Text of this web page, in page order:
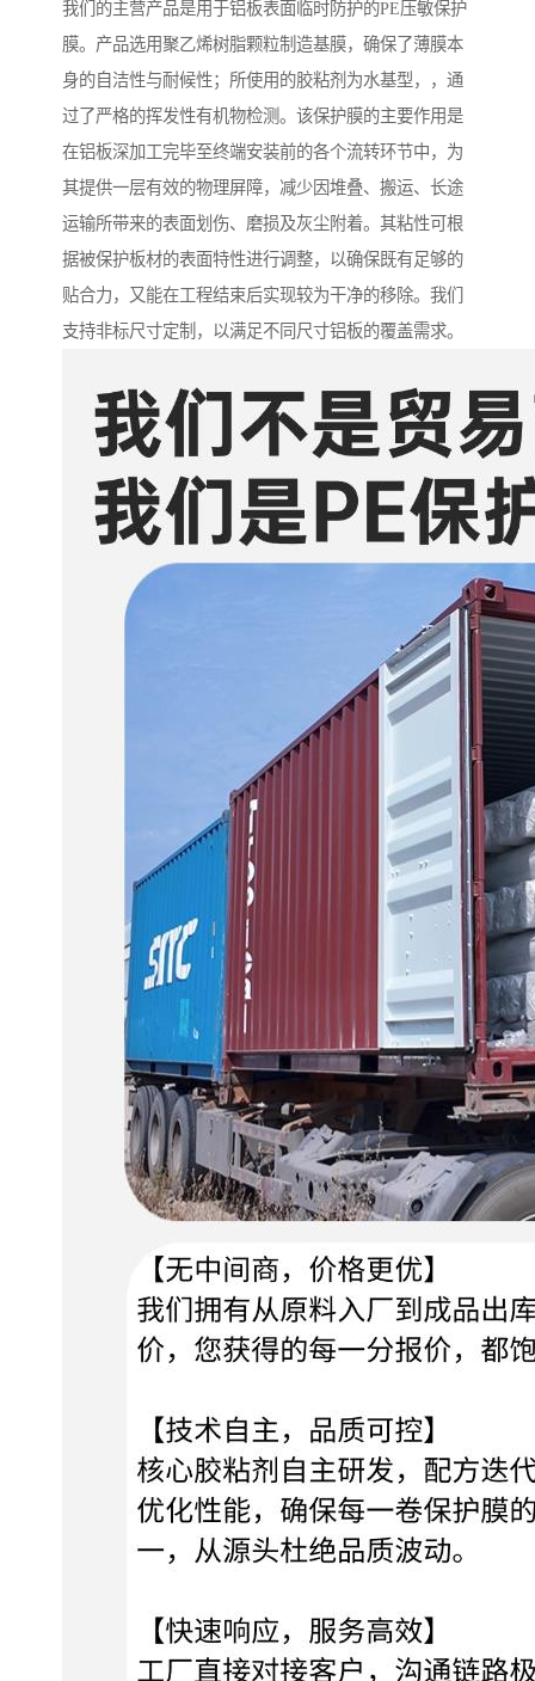
我们的主营产品是用于铝板表面临时防护的PE压敏保护
膜。产品选用聚乙烯树脂颗粒制造基膜，确保了薄膜本
身的自洁性与耐候性；所使用的胶粘剂为水基型，，通
过了严格的挥发性有机物检测。该保护膜的主要作用是
在铝板深加工完毕至终端安装前的各个流转环节中，为
其提供一层有效的物理屏障，减少因堆叠、搬运、长途
运输所带来的表面划伤、磨损及灰尘附着。其粘性可根
据被保护板材的表面特性进行调整，以确保既有足够的
贴合力，又能在工程结束后实现较为干净的移除。我们
支持非标尺寸定制，以满足不同尺寸铝板的覆盖需求。